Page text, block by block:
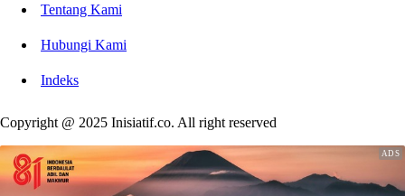
Tentang Kami
Hubungi Kami
Indeks
Copyright @ 2025 Inisiatif.co. All right reserved